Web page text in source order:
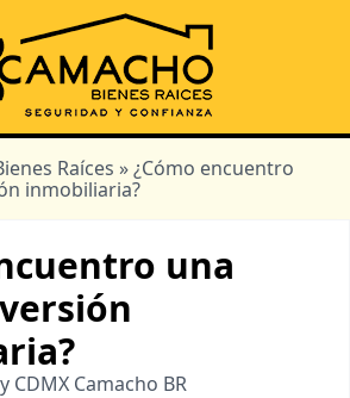
Raíces » ¿Cómo encuentro
inmobiliaria?
una
CDMX Camacho BR